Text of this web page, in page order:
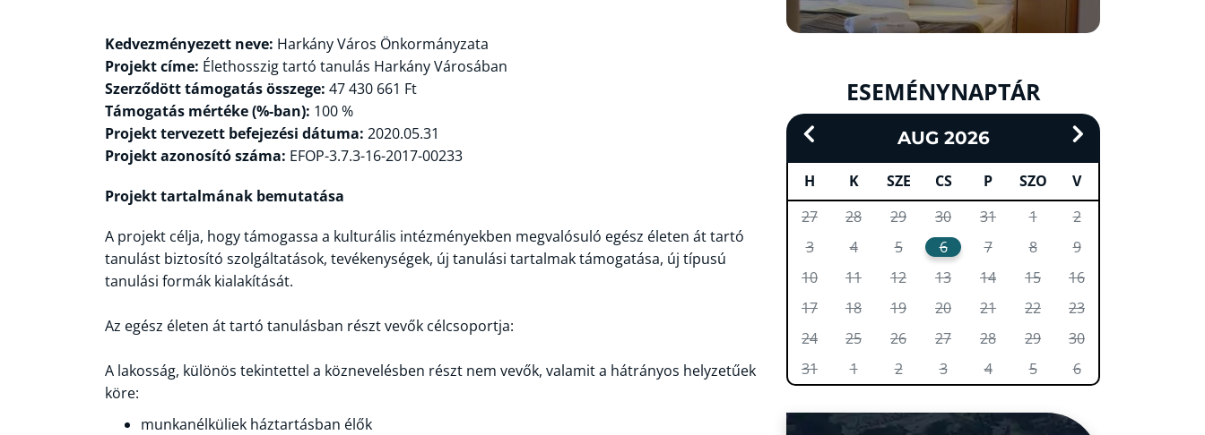
Kedvezményezett neve: Harkány Város Önkormányzata
Projekt címe: Élethosszig tartó tanulás Harkány Városában
Szerződött támogatás összege: 47 430 661 Ft
Támogatás mértéke (%-ban): 100 %
Projekt tervezett befejezési dátuma: 2020.05.31
Projekt azonosító száma: EFOP-3.7.3-16-2017-00233
Projekt tartalmának bemutatása
A projekt célja, hogy támogassa a kulturális intézményekben megvalósuló egész életen át tartó
tanulást biztosító szolgáltatások, tevékenységek, új tanulási tartalmak támogatása, új típusú
tanulási formák kialakítását.
Az egész életen át tartó tanulásban részt vevők célcsoportja:
A lakosság, különös tekintettel a köznevelésben részt nem vevők, valamit a hátrányos helyzetűek
köre:
munkanélküliek háztartásban élők
ESEMÉNYNAPTÁR
AUG 2026
H K SZE CS P SZO
V
27
28 29 30 31 1
2
3
4 5 6 7 8
9
10
11 12 13 14 15
16
17
18 19 20 21 22
23
24
25 26 27 28 29
30
31
1 2 3 4 5 6